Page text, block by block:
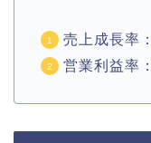
売上成長率
営業利益率